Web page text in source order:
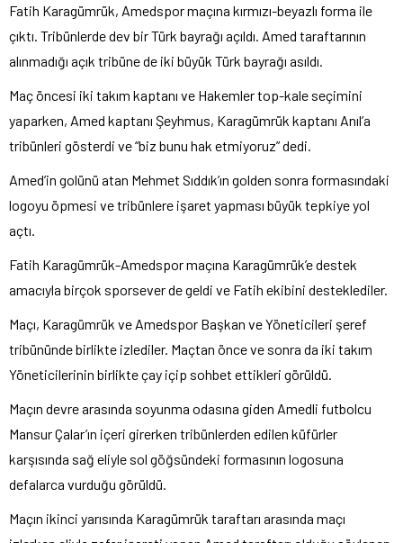
Fatih Karagümrük, Amedspor maçına kırmızı-beyazlı forma ile
çıktı. Tribünlerde dev bir Türk bayrağı açıldı. Amed taraftarının
alınmadığı açık tribüne de iki büyük Türk bayrağı asıldı.
Maç öncesi iki takım kaptanı ve Hakemler top-kale seçimini
yaparken, Amed kaptanı Şeyhmus, Karagümrük kaptanı Anıl’a
tribünleri gösterdi ve “biz bunu hak etmiyoruz” dedi.
Amed’in golünü atan Mehmet Sıddık’ın golden sonra formasındaki
logoyu öpmesi ve tribünlere işaret yapması büyük tepkiye yol
açtı.
Fatih Karagümrük-Amedspor maçına Karagümrük’e destek
amacıyla birçok sporsever de geldi ve Fatih ekibini desteklediler.
Maçı, Karagümrük ve Amedspor Başkan ve Yöneticileri şeref
tribününde birlikte izlediler. Maçtan önce ve sonra da iki takım
Yöneticilerinin birlikte çay içip sohbet ettikleri görüldü.
Maçın devre arasında soyunma odasına giden Amedli futbolcu
Mansur Çalar’ın içeri girerken tribünlerden edilen küfürler
karşısında sağ eliyle sol göğsündeki formasının logosuna
defalarca vurduğu görüldü.
Maçın ikinci yarısında Karagümrük taraftarı arasında maçı